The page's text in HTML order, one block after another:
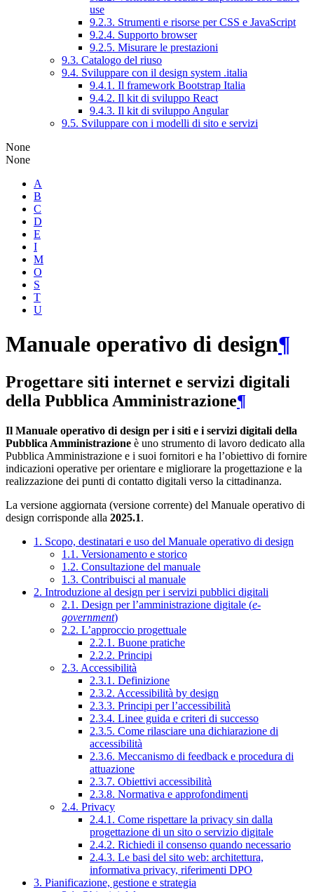
use
9.2.3. Strumenti e risorse per CSS e JavaScript
9.2.4. Supporto browser
9.2.5. Misurare le prestazioni
9.3. Catalogo del riuso
9.4. Sviluppare con il design system .italia
9.4.1. Il framework Bootstrap Italia
9.4.2. Il kit di sviluppo React
9.4.3. Il kit di sviluppo Angular
9.5. Sviluppare con i modelli di sito e servizi
None
None
A
B
C
D
E
I
M
O
S
T
U
Manuale operativo di design¶
Progettare siti internet e servizi digitali
della Pubblica Amministrazione¶
Il Manuale operativo di design per i siti e i servizi digitali della
Pubblica Amministrazione è uno strumento di lavoro dedicato alla
Pubblica Amministrazione e i suoi fornitori e ha l’obiettivo di fornire
indicazioni operative per orientare e migliorare la progettazione e la
realizzazione dei punti di contatto digitali verso la cittadinanza.
La versione aggiornata (versione corrente) del Manuale operativo di
design corrisponde alla 2025.1.
1. Scopo, destinatari e uso del Manuale operativo di design
1.1. Versionamento e storico
1.2. Consultazione del manuale
1.3. Contribuisci al manuale
2. Introduzione al design per i servizi pubblici digitali
2.1. Design per l’amministrazione digitale (e-
government)
2.2. L’approccio progettuale
2.2.1. Buone pratiche
2.2.2. Principi
2.3. Accessibilità
2.3.1. Definizione
2.3.2. Accessibilità by design
2.3.3. Principi per l’accessibilità
2.3.4. Linee guida e criteri di successo
2.3.5. Come rilasciare una dichiarazione di
accessibilità
2.3.6. Meccanismo di feedback e procedura di
attuazione
2.3.7. Obiettivi accessibilità
2.3.8. Normativa e approfondimenti
2.4. Privacy
2.4.1. Come rispettare la privacy sin dalla
progettazione di un sito o servizio digitale
2.4.2. Richiedi il consenso quando necessario
2.4.3. Le basi del sito web: architettura,
informativa privacy, riferimenti DPO
3. Pianificazione, gestione e strategia